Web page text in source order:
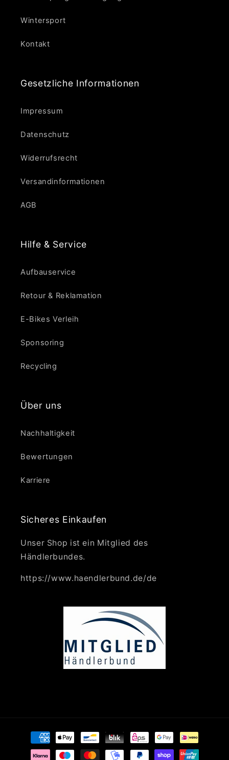
Wintersport
Kontakt
Gesetzliche Informationen
Impressum
Datenschutz
Widerrufsrecht
Versandinformationen
AGB
Hilfe & Service
Aufbauservice
Retour & Reklamation
E-Bikes Verleih
Sponsoring
Recycling
Über uns
Nachhaltigkeit
Bewertungen
Karriere
Sicheres Einkaufen
Unser Shop ist ein Mitglied des
Händlerbundes.
https://www.haendlerbund.de/de
Zahlungsmethoden